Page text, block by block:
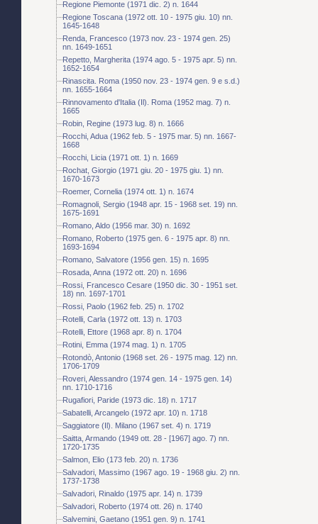
Regione Piemonte (1971 dic. 2) n. 1644
Regione Toscana (1972 ott. 10 - 1975 giu. 10) nn.
1645-1648
Renda, Francesco (1973 nov. 23 - 1974 gen. 25)
nn. 1649-1651
Repetto, Margherita (1974 ago. 5 - 1975 apr. 5) nn.
1652-1654
Rinascita. Roma (1950 nov. 23 - 1974 gen. 9 e s.d.)
nn. 1655-1664
Rinnovamento d'Italia (Il). Roma (1952 mag. 7) n.
1665
Robin, Regine (1973 lug. 8) n. 1666
Rocchi, Adua (1962 feb. 5 - 1975 mar. 5) nn. 1667-
1668
Rocchi, Licia (1971 ott. 1) n. 1669
Rochat, Giorgio (1971 giu. 20 - 1975 giu. 1) nn.
1670-1673
Roemer, Cornelia (1974 ott. 1) n. 1674
Romagnoli, Sergio (1948 apr. 15 - 1968 set. 19) nn.
1675-1691
Romano, Aldo (1956 mar. 30) n. 1692
Romano, Roberto (1975 gen. 6 - 1975 apr. 8) nn.
1693-1694
Romano, Salvatore (1956 gen. 15) n. 1695
Rosada, Anna (1972 ott. 20) n. 1696
Rossi, Francesco Cesare (1950 dic. 30 - 1951 set.
18) nn. 1697-1701
Rossi, Paolo (1962 feb. 25) n. 1702
Rotelli, Carla (1972 ott. 13) n. 1703
Rotelli, Ettore (1968 apr. 8) n. 1704
Rotini, Emma (1974 mag. 1) n. 1705
Rotondò, Antonio (1968 set. 26 - 1975 mag. 12) nn.
1706-1709
Roveri, Alessandro (1974 gen. 14 - 1975 gen. 14)
nn. 1710-1716
Rugafiori, Paride (1973 dic. 18) n. 1717
Sabatelli, Arcangelo (1972 apr. 10) n. 1718
Saggiatore (Il). Milano (1967 set. 4) n. 1719
Saitta, Armando (1949 ott. 28 - [1967] ago. 7) nn.
1720-1735
Salmon, Elio (173 feb. 20) n. 1736
Salvadori, Massimo (1967 ago. 19 - 1968 giu. 2) nn.
1737-1738
Salvadori, Rinaldo (1975 apr. 14) n. 1739
Salvadori, Roberto (1974 ott. 26) n. 1740
Salvemini, Gaetano (1951 gen. 9) n. 1741